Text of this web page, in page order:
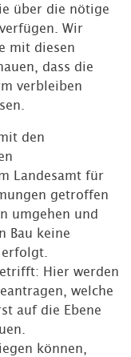
über die nötige
Wir
mit diesen
dass die
verbleiben
den
Landesamt für
getroffen
umgehen und
Bau keine
Hier werden
welche
auf die Ebene
können,